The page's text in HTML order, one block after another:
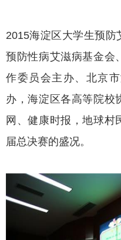
2015海淀区大学生预防
预防性病艾滋病基金会
作委员会主办、北京
办，海淀区各高等院校
网、健康时报，地球村
届总决赛的盛况。